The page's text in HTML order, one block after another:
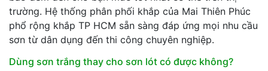
trường. Hệ thống phân phối khắp của Mai Thiên Phúc
phổ rộng khắp TP HCM sẵn sàng đáp ứng mọi nhu cầu
sơn từ dân dụng đến thi công chuyên nghiệp.
Dùng sơn trắng thay cho sơn lót có được không?